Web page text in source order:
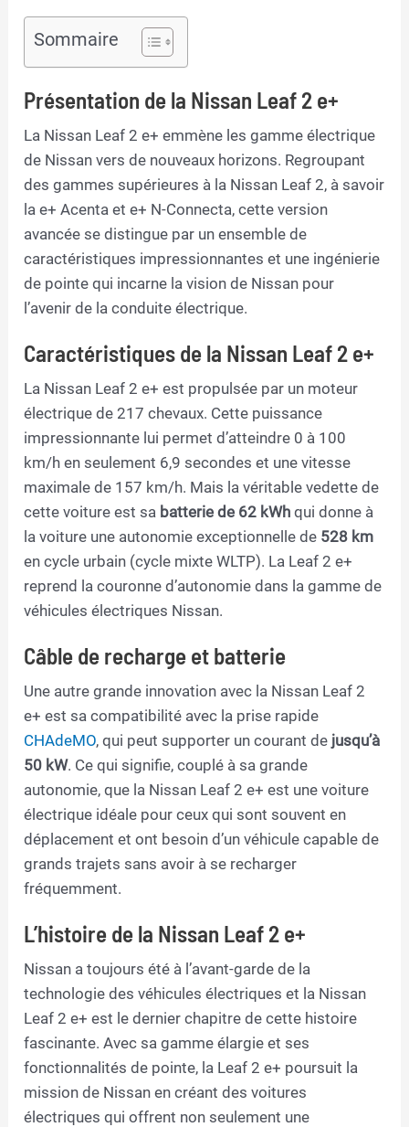
Sommaire
Présentation de la Nissan Leaf 2 e+
La Nissan Leaf 2 e+ emmène les gamme électrique
de Nissan vers de nouveaux horizons. Regroupant
des gammes supérieures à la Nissan Leaf 2, à savoir
la e+ Acenta et e+ N-Connecta, cette version
avancée se distingue par un ensemble de
caractéristiques impressionnantes et une ingénierie
de pointe qui incarne la vision de Nissan pour
l’avenir de la conduite électrique.
Caractéristiques de la Nissan Leaf 2 e+
La Nissan Leaf 2 e+ est propulsée par un moteur
électrique de 217 chevaux. Cette puissance
impressionnante lui permet d’atteindre 0 à 100
km/h en seulement 6,9 secondes et une vitesse
maximale de 157 km/h. Mais la véritable vedette de
cette voiture est sa batterie de 62 kWh qui donne à
la voiture une autonomie exceptionnelle de 528 km
en cycle urbain (cycle mixte WLTP). La Leaf 2 e+
reprend la couronne d’autonomie dans la gamme de
véhicules électriques Nissan.
Câble de recharge et batterie
Une autre grande innovation avec la Nissan Leaf 2
e+ est sa compatibilité avec la prise rapide
CHAdeMO, qui peut supporter un courant de jusqu’à
50 kW. Ce qui signifie, couplé à sa grande
autonomie, que la Nissan Leaf 2 e+ est une voiture
électrique idéale pour ceux qui sont souvent en
déplacement et ont besoin d’un véhicule capable de
grands trajets sans avoir à se recharger
fréquemment.
L’histoire de la Nissan Leaf 2 e+
Nissan a toujours été à l’avant-garde de la
technologie des véhicules électriques et la Nissan
Leaf 2 e+ est le dernier chapitre de cette histoire
fascinante. Avec sa gamme élargie et ses
fonctionnalités de pointe, la Leaf 2 e+ poursuit la
mission de Nissan en créant des voitures
électriques qui offrent non seulement une